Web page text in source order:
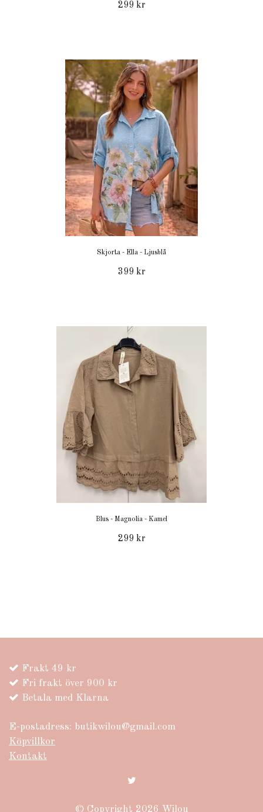
299 kr
Skjorta - Ella - Ljusblå
399 kr
Blus - Magnolia - Kamel
299 kr
Frakt 49 kr
Fri frakt över 900 kr
Betala med Klarna
E-postadress: butikwilou@gmail.com
Köpvillkor
Kontakt
© Copyright 2026 Wilou